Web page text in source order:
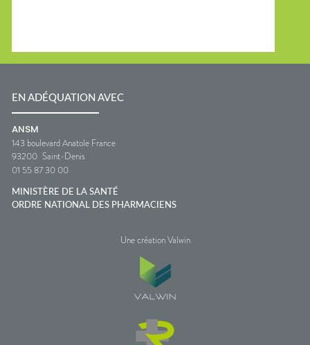
EN ADÉQUATION AVEC
ANSM
143 boulevard Anatole France
93200 Saint-Denis
01 55 87 30 00
MINISTÈRE DE LA SANTÉ
ORDRE NATIONAL DES PHARMACIENS
Une création Valwin